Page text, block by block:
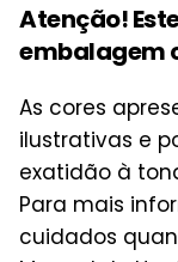
Atenção!
embalagem
As cores
ilustrativas e
exatidão à
Para mais
cuidados